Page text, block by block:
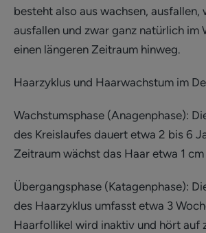
besteht also aus wachsen, ausfallen,
ausfallen und zwar ganz natürlich im
einen längeren Zeitraum hinweg.
Haarzyklus und Haarwachstum im
Wachstumsphase (Anagenphase):
des Kreislaufes dauert etwa 2 bis 6
Zeitraum wächst das Haar etwa 1
Übergangsphase (Katagenphase):
des Haarzyklus umfasst etwa 3
Haarfollikel wird inaktiv und hört auf